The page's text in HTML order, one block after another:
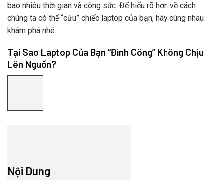
bao nhiêu thời gian và công sức. Để hiểu rõ hơn về cách
chúng ta có thể “cứu” chiếc laptop của bạn, hãy cùng nhau
khám phá nhé.
Tại Sao Laptop Của Bạn “Đình Công” Không Chịu
Lên Nguồn?
Nội Dung